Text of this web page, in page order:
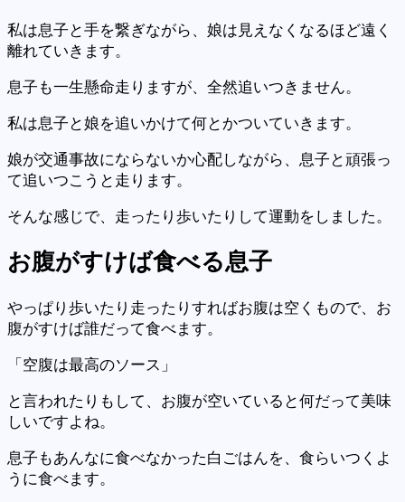
私は息子と手を繋ぎながら、娘は見えなくなるほど遠く
離れていきます。
息子も一生懸命走りますが、全然追いつきません。
私は息子と娘を追いかけて何とかついていきます。
娘が交通事故にならないか心配しながら、息子と頑張っ
て追いつこうと走ります。
そんな感じで、走ったり歩いたりして運動をしました。
お腹がすけば食べる息子
やっぱり歩いたり走ったりすればお腹は空くもので、お
腹がすけば誰だって食べます。
「空腹は最高のソース」
と言われたりもして、お腹が空いていると何だって美味
しいですよね。
息子もあんなに食べなかった白ごはんを、食らいつくよ
うに食べます。